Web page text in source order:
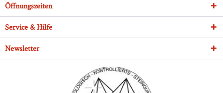
Öffnungszeiten
Service & Hilfe
Newsletter